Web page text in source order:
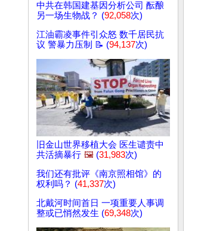
中共在韩国建基因分析公司 酝酿
另一场生物战？ (92,058次)
江油霸凌事件引众怒 数千居民抗
议 警暴力压制 📝 (94,137次)
旧金山世界移植大会 医生谴责中
共活摘暴行 🖼️ (31,983次)
我们还有批评《南京照相馆》的
权利吗？ (41,337次)
北戴河时间首日 一项重要人事调
整或已悄然发生 (69,348次)